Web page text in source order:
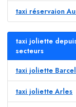
taxi réservaion
taxi joliette
secteurs
taxi joliette
taxi joliette Arles